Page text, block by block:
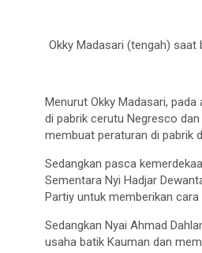
Okky Madasari (tengah) saat
Menurut Okky Madasari,
di pabrik cerutu Negresco
membuat peraturan di pabrik
Sedangkan pasca
Sementara Nyi Hadjar
Partiy untuk memberikan
Sedangkan Nyai Ahmad
usaha batik Kauman dan